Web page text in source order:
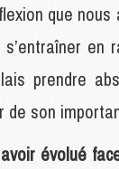
que nous
en
prendre
de son
évolué